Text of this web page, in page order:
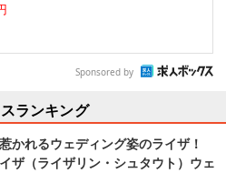
Sponsored by
ランキング
かれるウェディング姿のライザ！
ザ（ライザリン・シュタウト）ウェ